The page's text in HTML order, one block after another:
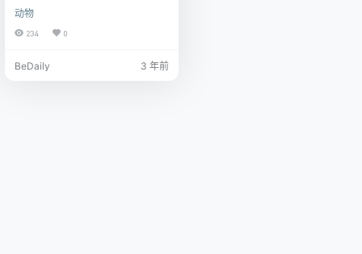
动物
234 0
BeDaily 3 年前